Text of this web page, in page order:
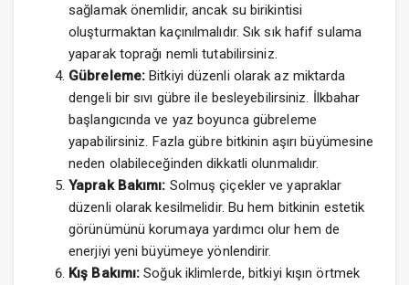
sağlamak önemlidir, ancak su birikintisi
oluşturmaktan kaçınılmalıdır. Sık sık hafif sulama
yaparak toprağı nemli tutabilirsiniz.
Gübreleme: Bitkiyi düzenli olarak az miktarda
dengeli bir sıvı gübre ile besleyebilirsiniz. İlkbahar
başlangıcında ve yaz boyunca gübreleme
yapabilirsiniz. Fazla gübre bitkinin aşırı büyümesine
neden olabileceğinden dikkatli olunmalıdır.
Yaprak Bakımı: Solmuş çiçekler ve yapraklar
düzenli olarak kesilmelidir. Bu hem bitkinin estetik
görünümünü korumaya yardımcı olur hem de
enerjiyi yeni büyümeye yönlendirir.
Kış Bakımı: Soğuk iklimlerde, bitkiyi kışın örtmek